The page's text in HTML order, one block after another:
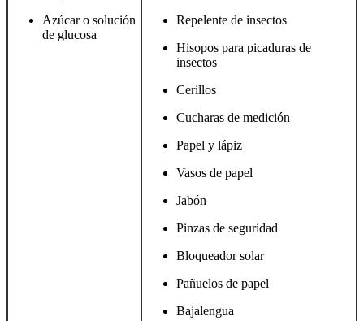
Azúcar o solución
de glucosa
Repelente de insectos
Hisopos para picaduras de
insectos
Cerillos
Cucharas de medición
Papel y lápiz
Vasos de papel
Jabón
Pinzas de seguridad
Bloqueador solar
Pañuelos de papel
Bajalengua